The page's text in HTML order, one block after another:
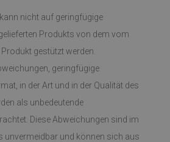
nicht auf geringfügige
Produkts von dem vom
gestützt werden.
geringfügige
in der Art und in der Qualität des
als unbedeutende
Diese Abweichungen sind im
unvermeidbar und können sich aus